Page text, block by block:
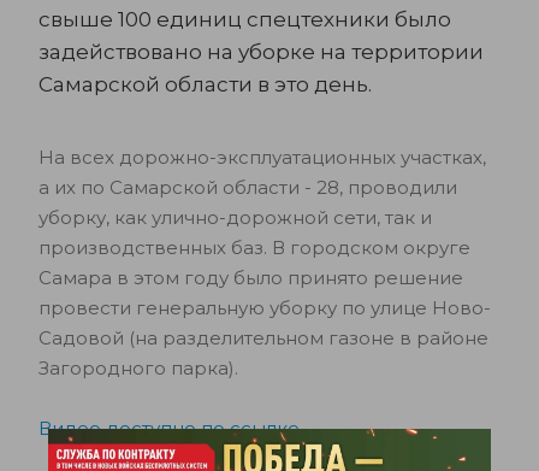
свыше 100 единиц спецтехники было
задействовано на уборке на территории
Самарской области в это день.
На всех дорожно-эксплуатационных участках,
а их по Самарской области - 28, проводили
уборку, как улично-дорожной сети, так и
производственных баз. В городском округе
Самара в этом году было принято решение
провести генеральную уборку по улице Ново-
Садовой (на разделительном газоне в районе
Загородного парка).
Видео доступно по ссылке